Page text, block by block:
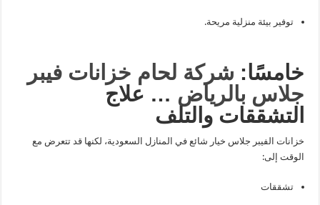
توفير بيئة منزلية مريحة.
خامسًا: شركة لحام خزانات فيبر
جلاس بالرياض … علاج
التشققات والتلف
خزانات الفيبر جلاس خيار شائع في المنازل السعودية، لكنها قد تتعرض مع
الوقت إلى:
تشققات